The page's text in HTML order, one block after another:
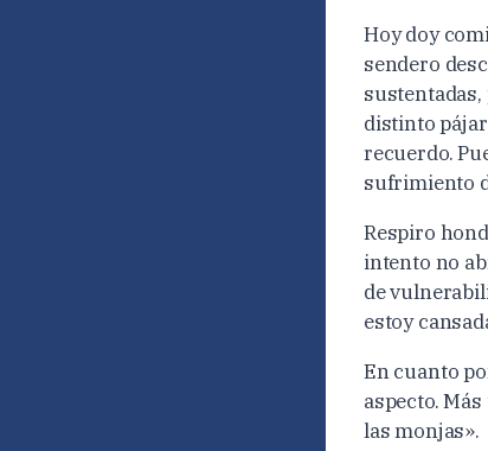
Hoy doy
sendero
distinto
recuerdo.
sufrimiento
Respiro
intento no
de
estoy
En cuanto
aspecto.
las monjas».